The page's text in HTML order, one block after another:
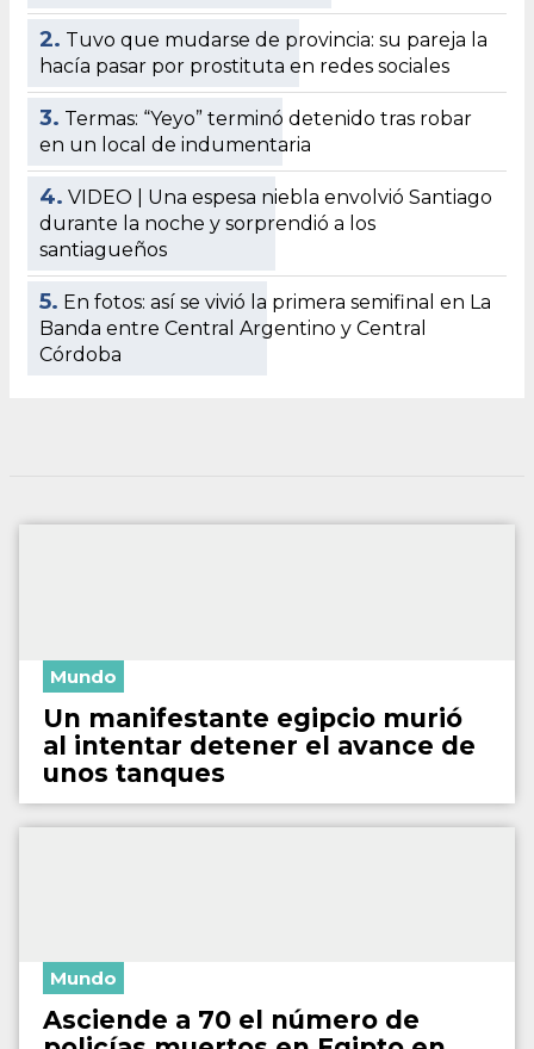
2. Tuvo que mudarse de provincia: su pareja la
hacía pasar por prostituta en redes sociales
3. Termas: “Yeyo” terminó detenido tras robar
en un local de indumentaria
4. VIDEO | Una espesa niebla envolvió Santiago
durante la noche y sorprendió a los
santiagueños
5. En fotos: así se vivió la primera semifinal en La
Banda entre Central Argentino y Central
Córdoba
Mundo
Un manifestante egipcio murió
al intentar detener el avance de
unos tanques
Mundo
Asciende a 70 el número de